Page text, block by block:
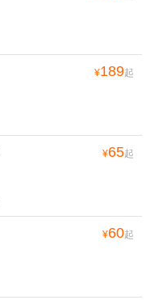
¥189起
¥65起
¥60起